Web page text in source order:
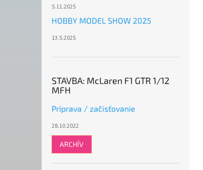
5.11.2025
HOBBY MODEL SHOW 2025
13.5.2025
STAVBA: McLaren F1 GTR 1/12
MFH
Príprava / začisťovanie
28.10.2022
ARCHÍV